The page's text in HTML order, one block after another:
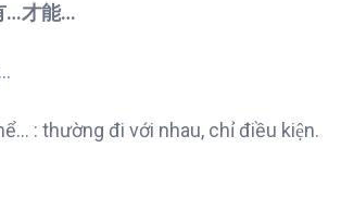
…才能…
: thường đi với nhau, chỉ điều kiện.